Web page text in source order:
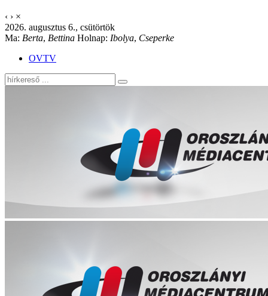
‹ › ×
2026. augusztus 6., csütörtök
Ma: Berta, Bettina Holnap: Ibolya, Cseperke
OVTV